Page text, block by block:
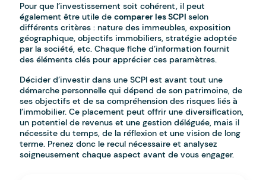
Pour que l’investissement soit cohérent, il peut
également être utile decomparer les SCPIselon
différents critères : nature des immeubles, exposition
géographique, objectifs immobiliers, stratégie adoptée
par la société, etc. Chaque fiche d’information fournit
des éléments clés pour apprécier ces paramètres.
Décider d’investir dans une SCPI est avant tout une
démarche personnelle qui dépend de son patrimoine, de
ses objectifs et de sa compréhension des risques liés à
l’immobilier. Ce placement peut offrir une diversification,
un potentiel de revenus et une gestion déléguée, mais il
nécessite du temps, de la réflexion et une vision de long
terme. Prenez donc le recul nécessaire et analysez
soigneusement chaque aspect avant de vous engager.